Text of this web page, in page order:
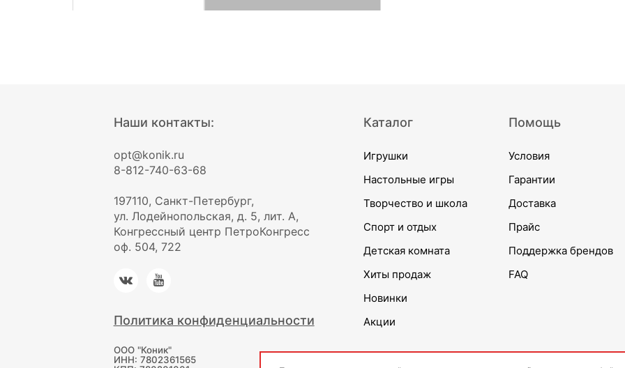
Наши контакты:
opt@konik.ru
8-812-740-63-68
197110, Санкт-Петербург,
ул. Лодейнопольская, д. 5, лит. А,
Конгрессный центр ПетроКонгресс
оф. 504, 722
Политика конфиденциальности
ООО "Коник"
ИНН: 7802361565
Каталог
Игрушки
Настольные игры
Творчество и школа
Спорт и отдых
Детская комната
Хиты продаж
Новинки
Акции
Помощь
Условия
Гарантии
Доставка
Прайс
Поддержка брендов
FAQ